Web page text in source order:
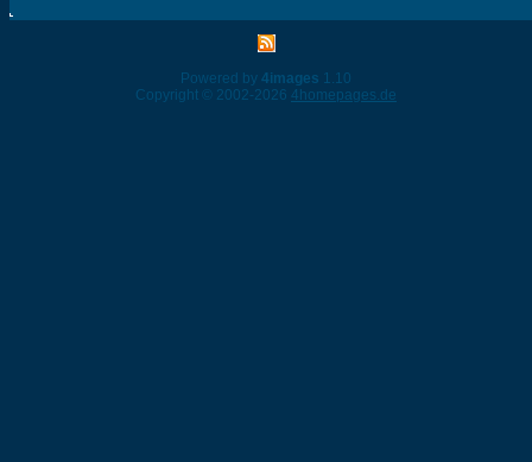
Powered by 4images 1.10
Copyright © 2002-2026 4homepages.de